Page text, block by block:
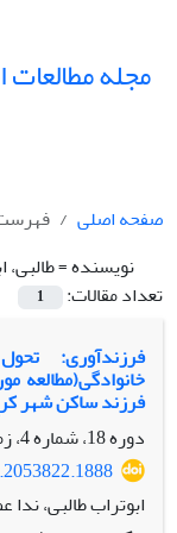
مجله مطالعات
صفحه اصلی
نویسنده =طالبی،
تعداد مقالات:
1
فرزندآوری:
فرزند ساکن شهر
دوره 18، شماره 4، زمستان 1403، صفحه
ابوتراب طالبی، ندا